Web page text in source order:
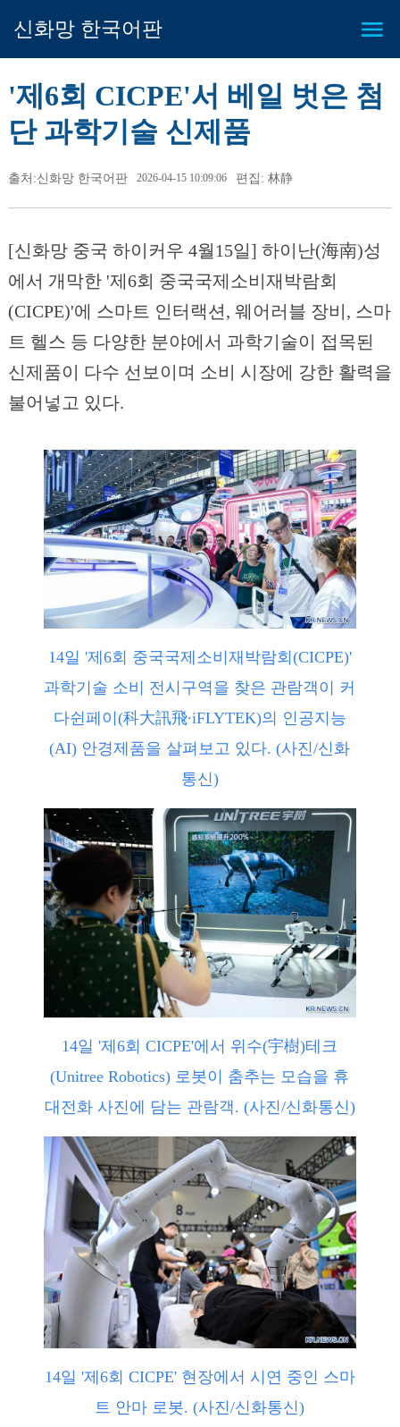
신화망 한국어판
'제6회 CICPE'서 베일 벗은 첨
단 과학기술 신제품
출처:신화망 한국어판 2026-04-15 10:09:06 편집: 林静
[신화망 중국 하이커우 4월15일] 하이난(海南)성
에서 개막한 '제6회 중국국제소비재박람회
(CICPE)'에 스마트 인터랙션, 웨어러블 장비, 스마
트 헬스 등 다양한 분야에서 과학기술이 접목된
신제품이 다수 선보이며 소비 시장에 강한 활력을
불어넣고 있다.
14일 '제6회 중국국제소비재박람회(CICPE)'
과학기술 소비 전시구역을 찾은 관람객이 커
다쉰페이(科大訊飛∙iFLYTEK)의 인공지능
(AI) 안경제품을 살펴보고 있다. (사진/신화
통신)
14일 '제6회 CICPE'에서 위수(宇樹)테크
(Unitree Robotics) 로봇이 춤추는 모습을 휴
대전화 사진에 담는 관람객. (사진/신화통신)
14일 '제6회 CICPE' 현장에서 시연 중인 스마
트 안마 로봇. (사진/신화통신)